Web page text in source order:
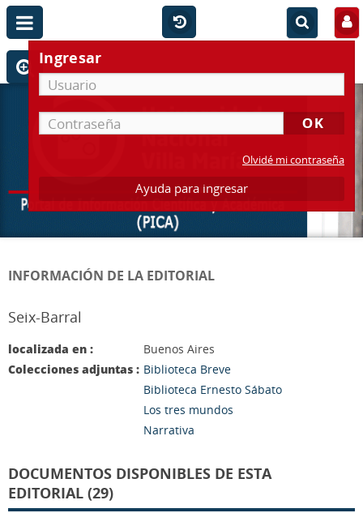
Ingresar
Olvidé mi contraseña
Ayuda para ingresar
INFORMACIÓN DE LA EDITORIAL
Seix-Barral
localizada en :
Buenos Aires
Colecciones adjuntas : Biblioteca Breve
Biblioteca Ernesto Sábato
Los tres mundos
Narrativa
DOCUMENTOS DISPONIBLES DE ESTA
EDITORIAL (29)